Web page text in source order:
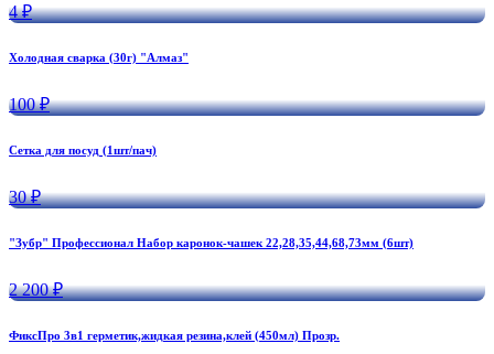
4 ₽
Холодная сварка (30г) "Алмаз"
100 ₽
Сетка для посуд (1шт/пач)
30 ₽
"Зубр" Профессионал Набор каронок-чашек 22,28,35,44,68,73мм (6шт)
2 200 ₽
ФиксПро 3в1 герметик,жидкая резина,клей (450мл) Прозр.